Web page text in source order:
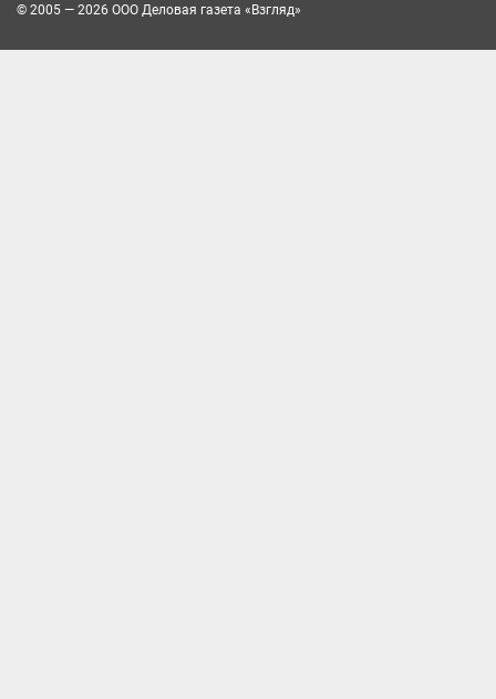
© 2005 — 2026 ООО Деловая газета «Взгляд»